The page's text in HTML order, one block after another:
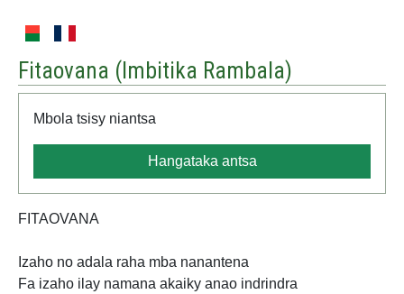
Fitaovana ( Imbitika Rambala)
Mbola tsisy niantsa
Hangataka antsa
FITAOVANA
Izaho no adala raha mba nanantena
Fa izaho ilay namana akaiky anao indrindra